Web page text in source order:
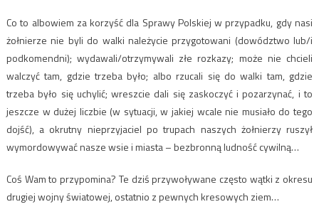
Co to albowiem za korzyść dla Sprawy Polskiej w przypadku, gdy nasi
żołnierze nie byli do walki należycie przygotowani (dowództwo lub/i
podkomendni); wydawali/otrzymywali złe rozkazy; może nie chcieli
walczyć tam, gdzie trzeba było; albo rzucali się do walki tam, gdzie
trzeba było się uchylić; wreszcie dali się zaskoczyć i pozarzynać, i to
jeszcze w dużej liczbie (w sytuacji, w jakiej wcale nie musiało do tego
dojść), a okrutny nieprzyjaciel po trupach naszych żołnierzy ruszył
wymordowywać nasze wsie i miasta – bezbronną ludność cywilną…
Coś Wam to przypomina? Te dziś przywoływane często wątki z okresu
drugiej wojny światowej, ostatnio z pewnych kresowych ziem…